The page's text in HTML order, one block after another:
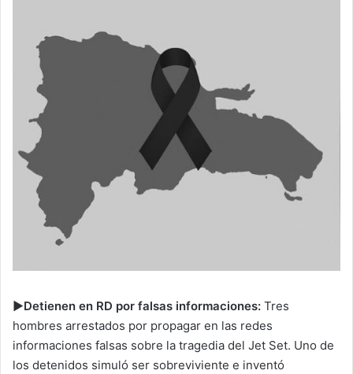
►Detienen en RD por falsas informaciones: Tres
hombres arrestados por propagar en las redes
informaciones falsas sobre la tragedia del Jet Set. Uno de
los detenidos simuló ser sobreviviente e inventó